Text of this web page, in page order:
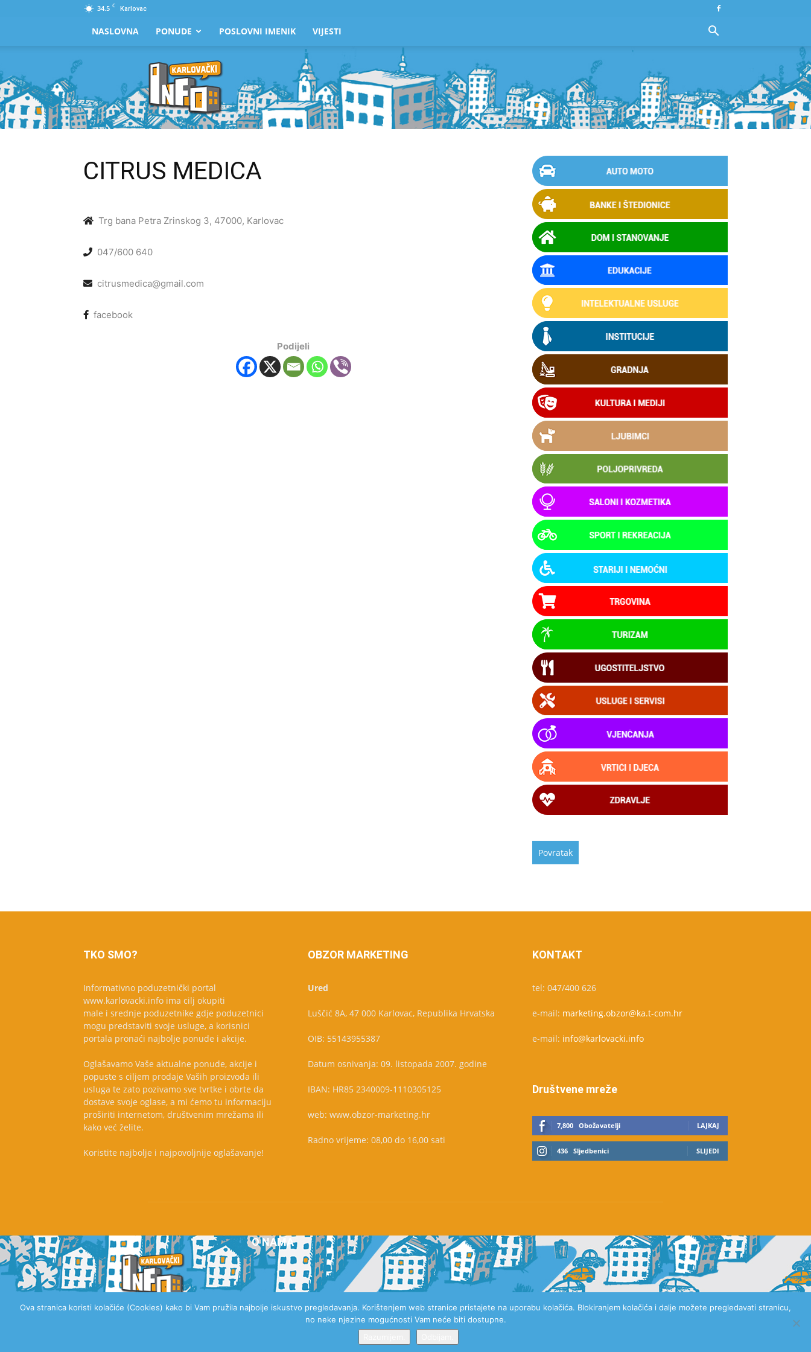
34.5 C Karlovac
NASLOVNA PONUDE POSLOVNI IMENIK VIJESTI
Karlovački
CITRUS MEDICA
Trg bana Petra Zrinskog 3, 47000, Karlovac
047/600 640
citrusmedica@gmail.com
facebook
Podijeli
TKO SMO?
Informativno poduzetnički portal
www.karlovacki.info ima cilj okupiti
male i srednje poduzetnike gdje poduzetnici
mogu predstaviti svoje usluge, a korisnici
portala pronaći najbolje ponude i akcije.
Oglašavamo Vaše aktualne ponude, akcije i
popuste s ciljem prodaje Vaših proizvoda ili
usluga te zato pozivamo sve tvrtke i obrte da
dostave svoje oglase, a mi ćemo tu informaciju
proširiti internetom, društvenim mrežama ili
kako već želite.
Koristite najbolje i najpovoljnije oglašavanje!
OBZOR MARKETING
Ured
Luščić 8A, 47 000 Karlovac, Republika Hrvatska
OIB: 55143955387
Datum osnivanja: 09. listopada 2007. godine
IBAN: HR85 2340009-1110305125
web: www.obzor-marketing.hr
Radno vrijeme: 08,00 do 16,00 sati
KONTAKT
tel: 047/400 626
e-mail: marketing.obzor@ka.t-com.hr
e-mail: info@karlovacki.info
Društvene mreže
7,800 Obožavatelji LAJKAJ
436 Sljedbenici SLIJEDI
O NAMA
Ova stranica koristi kolačiće (Cookies) kako bi Vam pružila najbolje iskustvo pregledavanja. Korištenjem web stranice pristajete na uporabu kolačića. Blokiranjem kolačića i dalje možete pregledavati stranicu,
no neke njezine mogućnosti Vam neće biti dostupne.